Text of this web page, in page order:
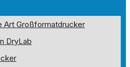
Art Großformatdrucker
DryLab